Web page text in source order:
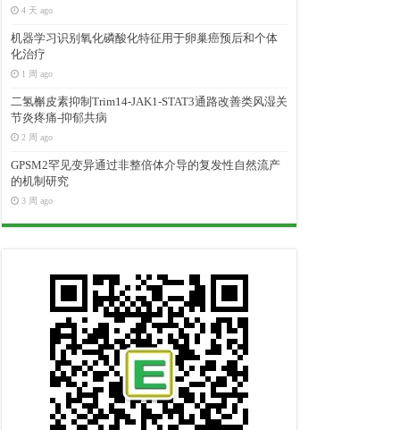
4 天 ago
机器学习识别氧化磷酸化特征用于卵巢癌预后和个体
化治疗
1 周 ago
二氢槲皮素抑制Trim14-JAK1-STAT3通路改善类风湿关
节炎疼痛-抑郁共病
2 周 ago
GPSM2罕见变异通过非整倍体介导的复发性自然流产
的机制研究
3 周 ago